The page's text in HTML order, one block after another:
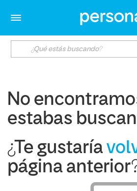
No
estabas
¿Te gustaría
página